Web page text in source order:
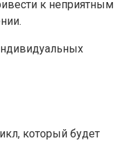
к неприятным
который будет